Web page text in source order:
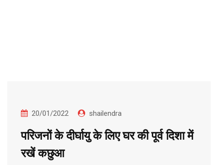
20/01/2022 shailendra
परिजनों के दीर्घायु के लिए घर की पूर्व दिशा में
रखें कछुआ